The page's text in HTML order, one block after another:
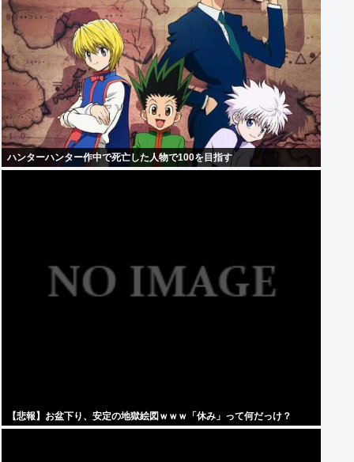
ハンターハンター作中で死亡した人物で100を目指す
【悲報】お盆下り、安定の地獄絵図ｗｗｗ「休み」って何だっけ？